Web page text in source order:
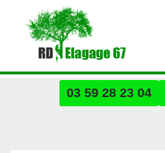
03 59 28 23 04